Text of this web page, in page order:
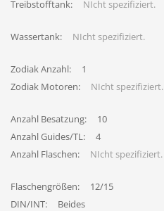
Treibstofftank: NIcht spezifiziert.
Wassertank: NIcht spezifiziert.
Zodiak Anzahl:
1
Zodiak Motoren:
NIcht spezifiziert.
Anzahl Besatzung:
10
Anzahl Guides/TL:
4
Anzahl Flaschen:
NIcht spezifiziert.
Flaschengrößen:
12/15
DIN/INT:
Beides